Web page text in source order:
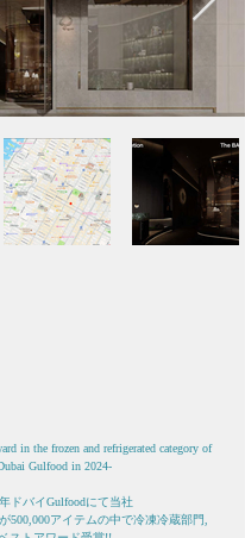
in the frozen and refrigerated category of
Gulfood in 2024-
ドバイGulfoodにて当社
500,000アイテムの中で冷凍冷蔵部門,